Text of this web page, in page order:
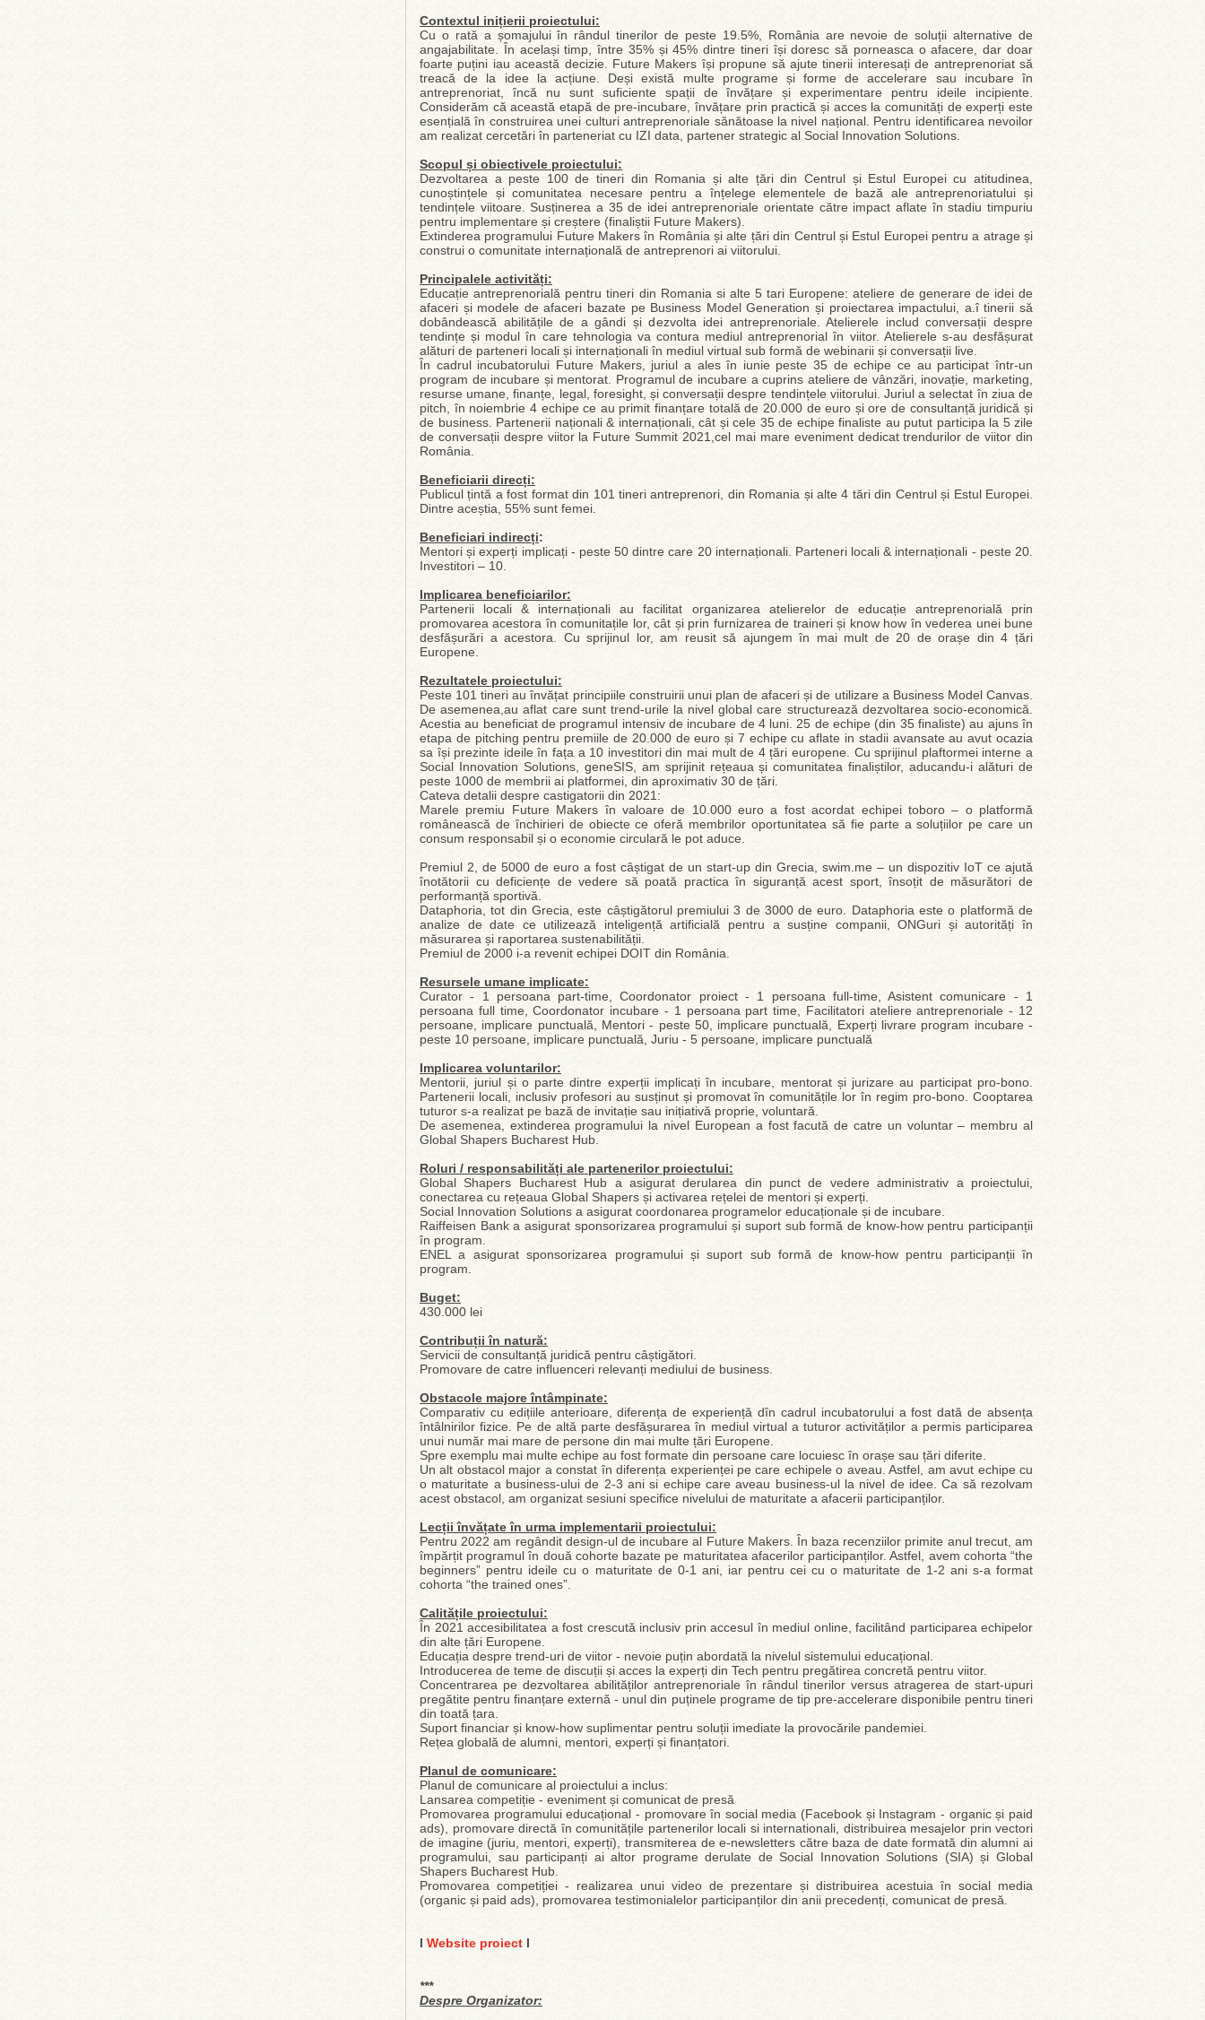
Contextul inițierii proiectului:
Cu o rată a șomajului în rândul tinerilor de peste 19.5%, România are nevoie de soluții alternative de
angajabilitate. În același timp, între 35% și 45% dintre tineri își doresc să porneasca o afacere, dar doar
foarte puțini iau această decizie. Future Makers își propune să ajute tinerii interesați de antreprenoriat să
treacă de la idee la acțiune. Deși există multe programe și forme de accelerare sau incubare în
antreprenoriat, încă nu sunt suficiente spații de învățare și experimentare pentru ideile incipiente.
Considerăm că această etapă de pre-incubare, învățare prin practică și acces la comunități de experți este
esențială în construirea unei culturi antreprenoriale sănătoase la nivel național. Pentru identificarea nevoilor
am realizat cercetări în parteneriat cu IZI data, partener strategic al Social Innovation Solutions.
Scopul și obiectivele proiectului:
Dezvoltarea a peste 100 de tineri din Romania și alte țări din Centrul și Estul Europei cu atitudinea,
cunoștințele și comunitatea necesare pentru a înțelege elementele de bază ale antreprenoriatului și
tendințele viitoare. Susținerea a 35 de idei antreprenoriale orientate către impact aflate în stadiu timpuriu
pentru implementare și creștere (finaliștii Future Makers).
Extinderea programului Future Makers în România și alte țări din Centrul și Estul Europei pentru a atrage și
construi o comunitate internațională de antreprenori ai viitorului.
Principalele activități:
Educație antreprenorială pentru tineri din Romania si alte 5 tari Europene: ateliere de generare de idei de
afaceri și modele de afaceri bazate pe Business Model Generation și proiectarea impactului, a.î tinerii să
dobândească abilitățile de a gândi și dezvolta idei antreprenoriale. Atelierele includ conversații despre
tendințe și modul în care tehnologia va contura mediul antreprenorial în viitor. Atelierele s-au desfășurat
alături de parteneri locali și internaționali în mediul virtual sub formă de webinarii și conversații live.
În cadrul incubatorului Future Makers, juriul a ales în iunie peste 35 de echipe ce au participat într-un
program de incubare și mentorat. Programul de incubare a cuprins ateliere de vânzări, inovație, marketing,
resurse umane, finanțe, legal, foresight, și conversații despre tendințele viitorului. Juriul a selectat în ziua de
pitch, în noiembrie 4 echipe ce au primit finanțare totală de 20.000 de euro și ore de consultanță juridică și
de business. Partenerii naționali & internaționali, cât și cele 35 de echipe finaliste au putut participa la 5 zile
de conversații despre viitor la Future Summit 2021,cel mai mare eveniment dedicat trendurilor de viitor din
România.
Beneficiarii direcți:
Publicul țintă a fost format din 101 tineri antreprenori, din Romania și alte 4 tări din Centrul și Estul Europei.
Dintre aceștia, 55% sunt femei.
Beneficiari indirecți:
Mentori și experți implicați - peste 50 dintre care 20 internaționali. Parteneri locali & internaționali - peste 20.
Investitori – 10.
Implicarea beneficiarilor:
Partenerii locali & internaționali au facilitat organizarea atelierelor de educație antreprenorială prin
promovarea acestora în comunitațile lor, cât și prin furnizarea de traineri și know how în vederea unei bune
desfășurări a acestora. Cu sprijinul lor, am reusit să ajungem în mai mult de 20 de orașe din 4 țări
Europene.
Rezultatele proiectului:
Peste 101 tineri au învățat principiile construirii unui plan de afaceri și de utilizare a Business Model Canvas.
De asemenea,au aflat care sunt trend-urile la nivel global care structurează dezvoltarea socio-economică.
Acestia au beneficiat de programul intensiv de incubare de 4 luni. 25 de echipe (din 35 finaliste) au ajuns în
etapa de pitching pentru premiile de 20.000 de euro și 7 echipe cu aflate in stadii avansate au avut ocazia
sa își prezinte ideile în fața a 10 investitori din mai mult de 4 țări europene. Cu sprijinul plaftormei interne a
Social Innovation Solutions, geneSIS, am sprijinit rețeaua și comunitatea finaliștilor, aducandu-i alături de
peste 1000 de membrii ai platformei, din aproximativ 30 de țări.
Cateva detalii despre castigatorii din 2021:
Marele premiu Future Makers în valoare de 10.000 euro a fost acordat echipei toboro – o platformă
românească de închirieri de obiecte ce oferă membrilor oportunitatea să fie parte a soluțiilor pe care un
consum responsabil și o economie circulară le pot aduce.
Premiul 2, de 5000 de euro a fost câștigat de un start-up din Grecia, swim.me – un dispozitiv IoT ce ajută
înotătorii cu deficiențe de vedere să poată practica în siguranță acest sport, însoțit de măsurători de
performanță sportivă.
Dataphoria, tot din Grecia, este câștigătorul premiului 3 de 3000 de euro. Dataphoria este o platformă de
analize de date ce utilizează inteligență artificială pentru a susține companii, ONGuri și autorități în
măsurarea și raportarea sustenabilității.
Premiul de 2000 i-a revenit echipei DOIT din România.
Resursele umane implicate:
Curator - 1 persoana part-time, Coordonator proiect - 1 persoana full-time, Asistent comunicare - 1
persoana full time, Coordonator incubare - 1 persoana part time, Facilitatori ateliere antreprenoriale - 12
persoane, implicare punctuală, Mentori - peste 50, implicare punctuală, Experți livrare program incubare -
peste 10 persoane, implicare punctuală, Juriu - 5 persoane, implicare punctuală
Implicarea voluntarilor:
Mentorii, juriul și o parte dintre experții implicați în incubare, mentorat și jurizare au participat pro-bono.
Partenerii locali, inclusiv profesori au susținut și promovat în comunitățile lor în regim pro-bono. Cooptarea
tuturor s-a realizat pe bază de invitație sau inițiativă proprie, voluntară.
De asemenea, extinderea programului la nivel European a fost facută de catre un voluntar – membru al
Global Shapers Bucharest Hub.
Roluri / responsabilități ale partenerilor proiectului:
Global Shapers Bucharest Hub a asigurat derularea din punct de vedere administrativ a proiectului,
conectarea cu rețeaua Global Shapers și activarea rețelei de mentori și experți.
Social Innovation Solutions a asigurat coordonarea programelor educaționale și de incubare.
Raiffeisen Bank a asigurat sponsorizarea programului și suport sub formă de know-how pentru participanții
în program.
ENEL a asigurat sponsorizarea programului și suport sub formă de know-how pentru participanții în
program.
Buget:
430.000 lei
Contribuții în natură:
Servicii de consultanță juridică pentru câștigători.
Promovare de catre influenceri relevanți mediului de business.
Obstacole majore întâmpinate:
Comparativ cu edițiile anterioare, diferența de experiență dîn cadrul incubatorului a fost dată de absența
întâlnirilor fizice. Pe de altă parte desfășurarea în mediul virtual a tuturor activităților a permis participarea
unui număr mai mare de persone din mai multe țări Europene.
Spre exemplu mai multe echipe au fost formate din persoane care locuiesc în orașe sau țări diferite.
Un alt obstacol major a constat în diferența experienței pe care echipele o aveau. Astfel, am avut echipe cu
o maturitate a business-ului de 2-3 ani si echipe care aveau business-ul la nivel de idee. Ca să rezolvam
acest obstacol, am organizat sesiuni specifice nivelului de maturitate a afacerii participanților.
Lecții învățate în urma implementarii proiectului:
Pentru 2022 am regândit design-ul de incubare al Future Makers. În baza recenziilor primite anul trecut, am
împărțit programul în două cohorte bazate pe maturitatea afacerilor participanților. Astfel, avem cohorta “the
beginners” pentru ideile cu o maturitate de 0-1 ani, iar pentru cei cu o maturitate de 1-2 ani s-a format
cohorta “the trained ones”.
Calitățile proiectului:
În 2021 accesibilitatea a fost crescută inclusiv prin accesul în mediul online, facilitând participarea echipelor
din alte țări Europene.
Educația despre trend-uri de viitor - nevoie puțin abordată la nivelul sistemului educațional.
Introducerea de teme de discuții și acces la experți din Tech pentru pregătirea concretă pentru viitor.
Concentrarea pe dezvoltarea abilităților antreprenoriale în rândul tinerilor versus atragerea de start-upuri
pregătite pentru finanțare externă - unul din puținele programe de tip pre-accelerare disponibile pentru tineri
din toată țara.
Suport financiar și know-how suplimentar pentru soluții imediate la provocările pandemiei.
Rețea globală de alumni, mentori, experți și finanțatori.
Planul de comunicare:
Planul de comunicare al proiectului a inclus:
Lansarea competiție - eveniment și comunicat de presă
Promovarea programului educațional - promovare în social media (Facebook și Instagram - organic și paid
ads), promovare directă în comunitățile partenerilor locali si internationali, distribuirea mesajelor prin vectori
de imagine (juriu, mentori, experți), transmiterea de e-newsletters către baza de date formată din alumni ai
programului, sau participanți ai altor programe derulate de Social Innovation Solutions (SIA) și Global
Shapers Bucharest Hub.
Promovarea competiției - realizarea unui video de prezentare și distribuirea acestuia în social media
(organic și paid ads), promovarea testimonialelor participanților din anii precedenți, comunicat de presă.
l Website proiect l
***
Despre Organizator: